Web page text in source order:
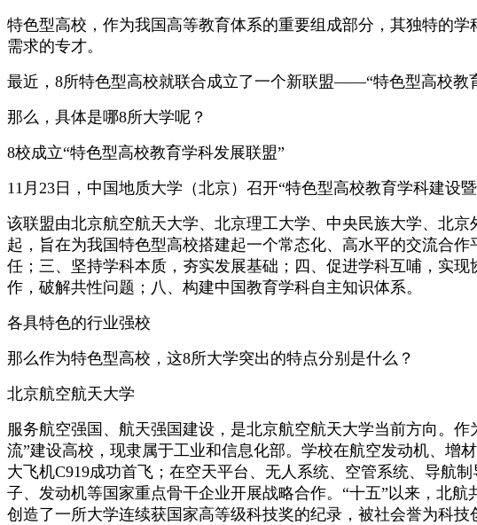
特色型高校，作为我国高等教育体系的重要组成部分，其独特的
需求的专才。
最近，8所特色型高校就联合成立了一个新联盟——“特色型高校教
那么，具体是哪8所大学呢？
8校成立“特色型高校教育学科发展联盟”
11月23日，中国地质大学（北京）召开“特色型高校教育学科建设
该联盟由北京航空航天大学、北京理工大学、中央民族大学、北
起，旨在为我国特色型高校搭建起一个常态化、高水平的交流合
任；三、坚持学科本质，夯实发展基础；四、促进学科互哺，实
作，破解共性问题；八、构建中国教育学科自主知识体系。
各具特色的行业强校
那么作为特色型高校，这8所大学突出的特点分别是什么？
北京航空航天大学
服务航空强国、航天强国建设，是北京航空航天大学当前方向。
流”建设高校，现隶属于工业和信息化部。学校在航空发动机、增
大飞机C919成功首飞；在空天平台、无人系统、空管系统、导航
子、发动机等国家重点骨干企业开展战略合作。“十五”以来，北
创造了一所大学连续获国家高等级科技奖的纪录，被社会誉为科